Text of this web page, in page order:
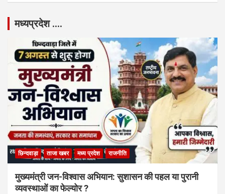
मध्यप्रदेश ….
छिन्दवाड़ा ताजा खबर मध्य प्रदेश राजनीति
मुख्यमंत्री जन-विश्वास अभियान: सुशासन की पहल या पुरानी
व्यवस्थाओं का फेल्योर ?